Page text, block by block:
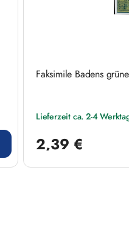
Faksimile Badens
Lieferzeit ca. 2-4
2,39 €